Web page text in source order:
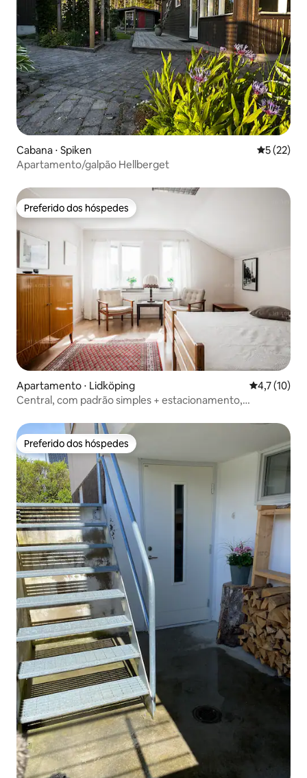
Cabana ⋅ Spiken 5 de uma
5 (22)
Apartamento/galpão Hellberget
Preferido dos hóspedes
Preferido dos hóspedes
Apartamento ⋅ Lidköping 4,7 de uma
4,7 (10)
Central, com padrão simples + estacionamento,
Preferido dos hóspedes
Preferido dos hóspedes